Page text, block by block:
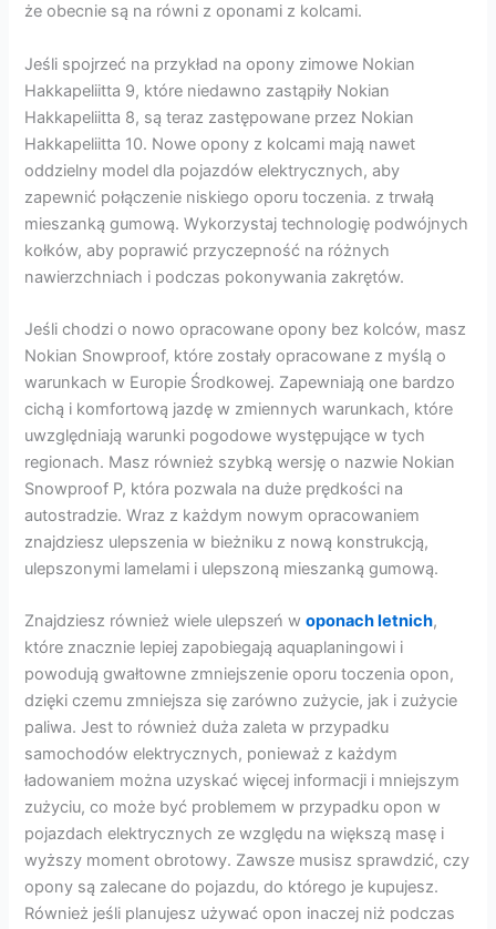
że obecnie są na równi z oponami z kolcami.
Jeśli spojrzeć na przykład na opony zimowe Nokian
Hakkapeliitta 9, które niedawno zastąpiły Nokian
Hakkapeliitta 8, są teraz zastępowane przez Nokian
Hakkapeliitta 10. Nowe opony z kolcami mają nawet
oddzielny model dla pojazdów elektrycznych, aby
zapewnić połączenie niskiego oporu toczenia. z trwałą
mieszanką gumową. Wykorzystaj technologię podwójnych
kołków, aby poprawić przyczepność na różnych
nawierzchniach i podczas pokonywania zakrętów.
Jeśli chodzi o nowo opracowane opony bez kolców, masz
Nokian Snowproof, które zostały opracowane z myślą o
warunkach w Europie Środkowej. Zapewniają one bardzo
cichą i komfortową jazdę w zmiennych warunkach, które
uwzględniają warunki pogodowe występujące w tych
regionach. Masz również szybką wersję o nazwie Nokian
Snowproof P, która pozwala na duże prędkości na
autostradzie. Wraz z każdym nowym opracowaniem
znajdziesz ulepszenia w bieżniku z nową konstrukcją,
ulepszonymi lamelami i ulepszoną mieszanką gumową.
Znajdziesz również wiele ulepszeń woponach letnich,
które znacznie lepiej zapobiegają aquaplaningowi i
powodują gwałtowne zmniejszenie oporu toczenia opon,
dzięki czemu zmniejsza się zarówno zużycie, jak i zużycie
paliwa. Jest to również duża zaleta w przypadku
samochodów elektrycznych, ponieważ z każdym
ładowaniem można uzyskać więcej informacji i mniejszym
zużyciu, co może być problemem w przypadku opon w
pojazdach elektrycznych ze względu na większą masę i
wyższy moment obrotowy. Zawsze musisz sprawdzić, czy
opony są zalecane do pojazdu, do którego je kupujesz.
Również jeśli planujesz używać opon inaczej niż podczas